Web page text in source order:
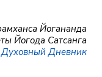
Йогананда
Йогода Сатсанга
Духовный Дневник